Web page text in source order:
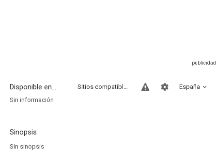
Disponible en... España
Sitios compatibles
Sin información
Sinopsis
Sin sinopsis